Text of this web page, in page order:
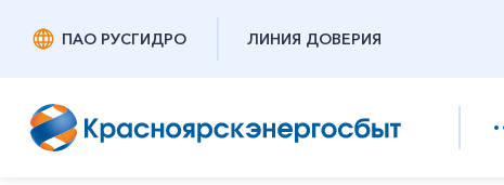
ПАО РУСГИДРО ЛИНИЯ ДОВЕРИЯ